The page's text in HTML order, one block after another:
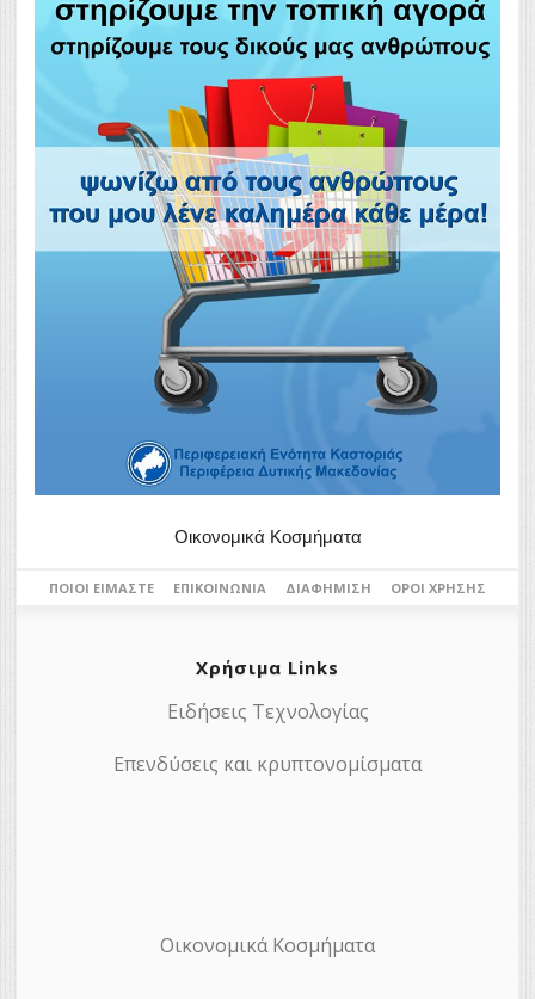
Οικονομικά Κοσμήματα
ΠΟΙΟΙ ΕΊΜΑΣΤΕ ΕΠΙΚΟΙΝΩΝΊΑ ΔΙΑΦΉΜΙΣΗ ΌΡΟΙ ΧΡΉΣΗΣ
Χρήσιμα Links
Ειδήσεις Τεχνολογίας
Επενδύσεις και κρυπτονομίσματα
Οικονομικά Κοσμήματα